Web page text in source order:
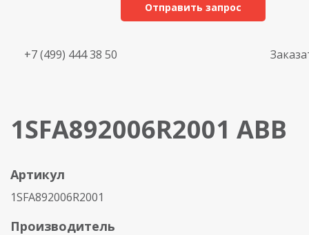
Отправить запрос
+7 (499) 444 38 50
1SFA892006R2001 ABB
Артикул
1SFA892006R2001
Производитель